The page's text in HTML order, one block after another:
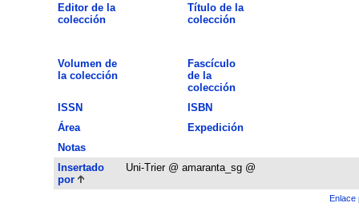
Editor de la
colección
Título de la
colección
Volumen de
la colección
Fascículo
de la
colección
ISSN
ISBN
Área
Expedición
Notas
Insertado
por
Uni-Trier @ amaranta_sg @
Enlace